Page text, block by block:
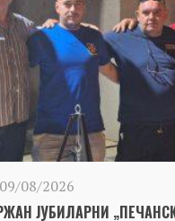
08/2026
ЈУБИЛАРНИ